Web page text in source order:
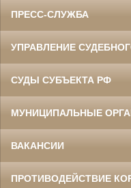
ПРЕСС-СЛУЖБА
УПРАВЛЕНИЕ
СУДЫ СУБЪЕКТА РФ
МУНИЦИПАЛЬНЫЕ
ВАКАНСИИ
ПРОТИВОДЕЙСТВИЕ